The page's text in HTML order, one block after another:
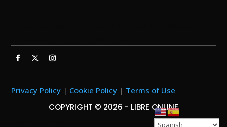
Privacy Policy | Cookie Policy | Terms of Use
COPYRIGHT © 2026 - LIBRE ONLINE